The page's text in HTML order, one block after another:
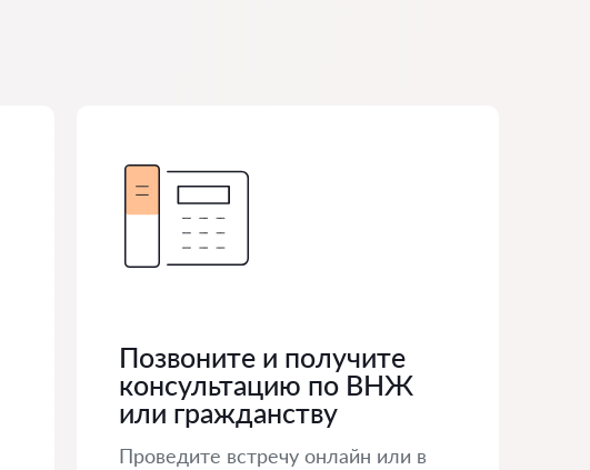
Позвоните и получите
консультацию по ВНЖ
или гражданству
Проведите встречу онлайн или в